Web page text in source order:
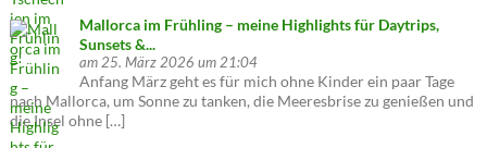
Mallorca im Frühling – meine Highlights für Daytrips,
Sunsets &...
am 25. März 2026 um 21:04
Anfang März geht es für mich ohne Kinder ein paar Tage
nach Mallorca, um Sonne zu tanken, die Meeresbrise zu genießen und
die Insel ohne […]